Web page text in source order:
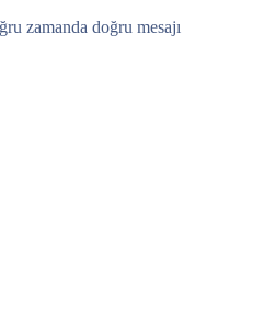
zamanda doğru mesajı